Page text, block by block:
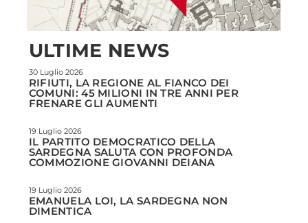
ULTIME NEWS
30 Luglio 2026
RIFIUTI, LA REGIONE AL FIANCO DEI
COMUNI: 45 MILIONI IN TRE ANNI PER
FRENARE GLI AUMENTI
19 Luglio 2026
IL PARTITO DEMOCRATICO DELLA
SARDEGNA SALUTA CON PROFONDA
COMMOZIONE GIOVANNI DEIANA
19 Luglio 2026
EMANUELA LOI, LA SARDEGNA NON
DIMENTICA